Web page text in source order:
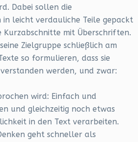
Dabei sollen die
leicht verdauliche Teile gepackt
Kurzabschnitte mit Überschriften.
Zielgruppe schließlich am
so formulieren, dass sie
werden, und zwar:
wird: Einfach und
und gleichzeitig noch etwas
in den Text verarbeiten.
geht schneller als